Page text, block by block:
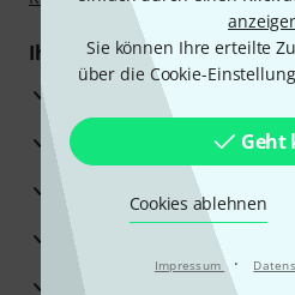
Sie können Ihre erteilte
über die Cookie-
Geht
Cookies ablehnen
Impressum ·
Ihre Vorteile
3 Jahre Thomann Garantie
30 Tage Money-Back-
Beratung durch Fachexperten
Zufriedenheitsgarantie